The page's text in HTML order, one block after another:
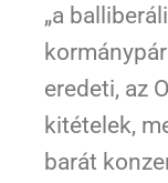
„a
eredeti, az
kitételek,
barát